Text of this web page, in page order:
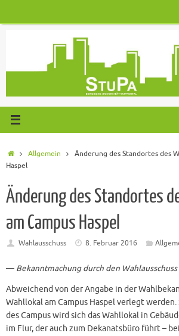
StartAllgemein
Änderung des Standortes des
Haspel
Änderung des Standortes
am Campus Haspel
Wahlausschuss 8. Februar 2016
— Bekanntmachung durch den Wahlausschuss
Abweichend von der Angabe in der
Wahllokal am Campus Haspel verlegt
des Campus wird sich das Wahllokal in
im Flur, der auch zum Dekanatsbüro führt –